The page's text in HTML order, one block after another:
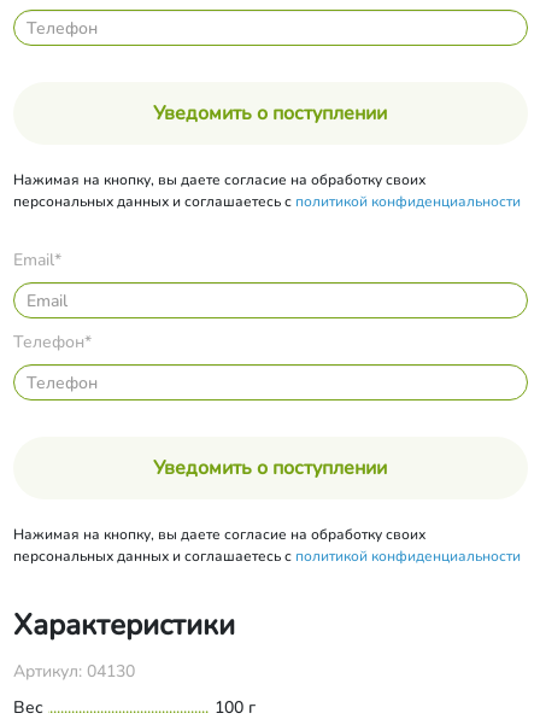
Уведомить о поступлении
Нажимая на кнопку, вы даете согласие на обработку своих
персональных данных и соглашаетесь с политикой конфиденциальности
Email*
Телефон*
Уведомить о поступлении
Нажимая на кнопку, вы даете согласие на обработку своих
персональных данных и соглашаетесь с политикой конфиденциальности
Характеристики
Артикул: 04130
Вес
100 г